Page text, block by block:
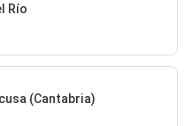
Río
(Cantabria)